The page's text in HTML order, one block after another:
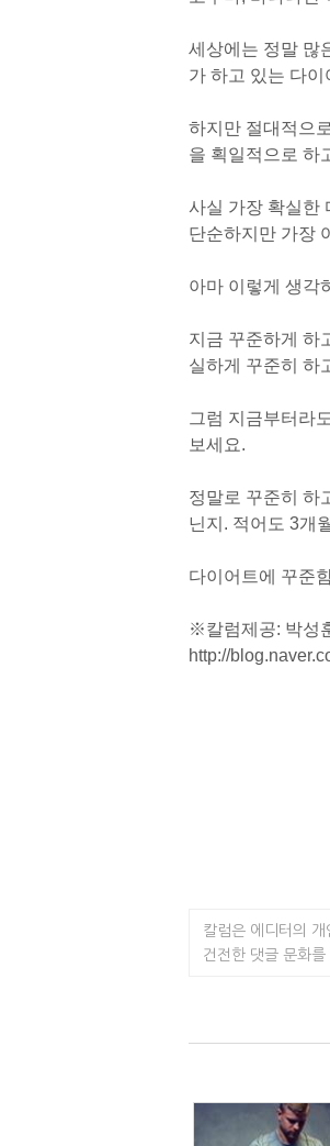
세상에는 정말 많
가 하고 있는 다
하지만 절대적으
을 획일적으로 하
사실 가장 확실한
단순하지만 가장
아마 이렇게 생각
지금 꾸준하게 하
실하게 꾸준히 하
그럼 지금부터라
보세요.
정말로 꾸준히 하
닌지. 적어도 3개
다이어트에 꾸준
※칼럼제공: 박성
http://
칼럼은 에디터의
건전한 댓글 문화